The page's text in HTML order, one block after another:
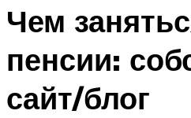
Чем
пенсии:
сайт/блог